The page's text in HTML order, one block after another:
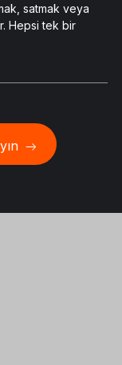
satmak veya
Hepsi tek bir